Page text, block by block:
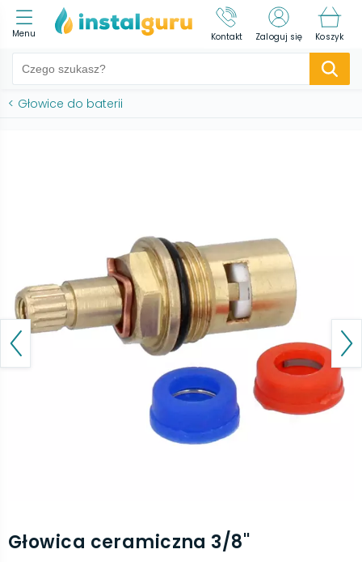
Menu Kontakt Zaloguj się Koszyk
< Głowice do baterii
Głowica ceramiczna 3/8''